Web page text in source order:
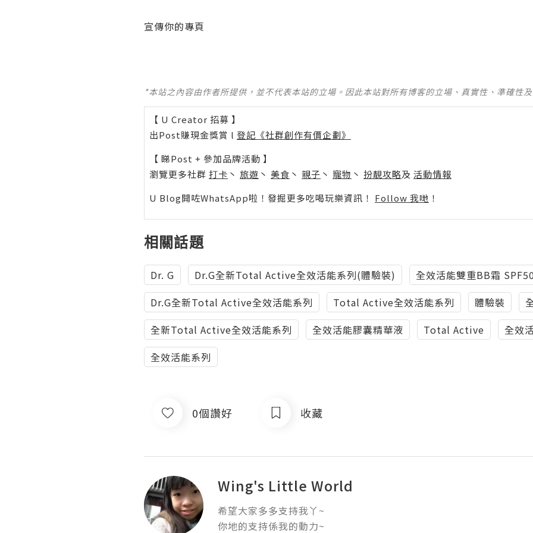
宣傳你的專頁
*本站之內容由作者所提供，並不代表本站的立場。因此本站對所有博客的立場、真實性、準確性
【 U Creator 招募 】
出Post賺現金獎賞 l 登記《社群創作有價企劃》
【 睇Post + 參加品牌活動 】
瀏覽更多社群 打卡 丶 旅遊 丶 美食 丶 親子 丶 寵物 丶 扮靚攻略及 活動情報
U Blog開咗WhatsApp啦！發掘更多吃喝玩樂資訊！ Follow 我哋 ！
相關話題
Dr. G Dr.G全新Total Active全效活能系列(體驗裝)
全效活能雙重BB霜
Dr.G全新Total Active全效活能系列
Total Active全效活能系列 體驗裝
全新Total Active全效活能系列
全效活能膠囊精華液 Total Active 全效
全效活能系列
0個讚好 收藏
Wing's Little World
希望大家多多支持我丫~
你地的支持係我的動力~